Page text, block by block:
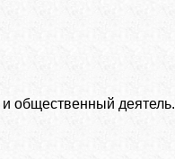
общественный деятель.